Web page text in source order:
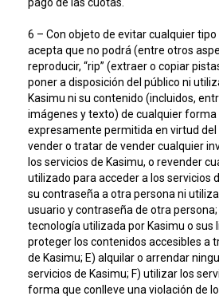
6 – Con objeto de evitar cualquier tipo
acepta que no podrá (entre otros
reproducir, “rip” (extraer o copiar
poner a disposición del público ni
Kasimu ni su contenido (incluidos,
imágenes y texto) de cualquier forma
expresamente permitida en virtud
vender o tratar de vender cualquier
los servicios de Kasimu, o revender
utilizado para acceder a los servicios
su contraseña a otra persona ni
usuario y contraseña de otra
tecnología utilizada por Kasimu o sus
proteger los contenidos accesibles a
de Kasimu; E) alquilar o arrendar
servicios de Kasimu; F) utilizar los
forma que conlleve una violación de